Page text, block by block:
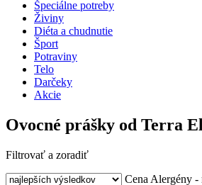
Špeciálne potreby
Živiny
Diéta a chudnutie
Šport
Potraviny
Telo
Darčeky
Akcie
Ovocné prášky od Terra
Filtrovať a zoradiť
Cena Alergény -